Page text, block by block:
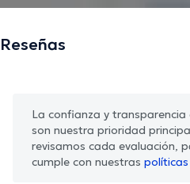
Reseñas
La confianza y transparencia
son nuestra prioridad
revisamos cada evaluación,
cumple con nuestras políticas